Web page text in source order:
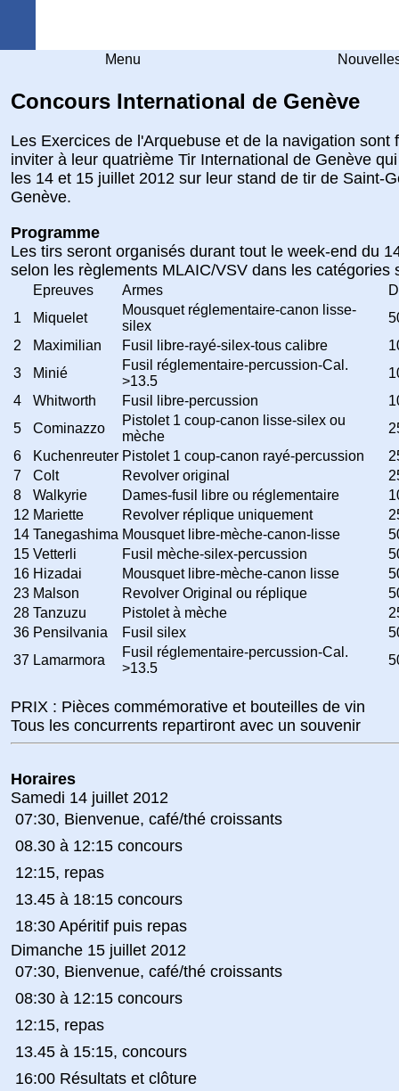
Menu
Concours International de Genève
Les Exercices de l'Arquebuse et de la navigation sont
inviter à leur quatrième Tir International de Genève
les 14 et 15 juillet 2012 sur leur stand de tir de Saint-
Genève.
Programme
Les tirs seront organisés durant tout le week-end du
selon les règlements MLAIC/VSV dans les catégories
Epreuves Armes
1
Miquelet
Mousquet réglementaire-canon lisse-
silex
2
Maximilian Fusil libre-rayé-silex-tous calibre
3
Minié
Fusil réglementaire-percussion-Cal.
>13.5
4
Whitworth Fusil libre-percussion
5
Cominazzo
Pistolet 1 coup-canon lisse-silex ou
mèche
6
Kuchenreuter Pistolet 1 coup-canon rayé-percussion
7
Colt Revolver original
8
Walkyrie Dames-fusil libre ou réglementaire
12 Mariette Revolver réplique uniquement
14 Tanegashima Mousquet libre-mèche-canon-lisse
15 Vetterli Fusil mèche-silex-percussion
16 Hizadai Mousquet libre-mèche-canon lisse
23 Malson Revolver Original ou réplique
28 Tanzuzu Pistolet à mèche
36 Pensilvania Fusil silex
37 Lamarmora
Fusil réglementaire-percussion-Cal.
>13.5
PRIX : Pièces commémorative et bouteilles de vin
Tous les concurrents repartiront avec un souvenir
Horaires
Samedi 14 juillet 2012
 07:30, Bienvenue, café/thé croissants
 08.30 à 12:15 concours
 12:15, repas
 13.45 à 18:15 concours
 18:30 Apéritif puis repas
Dimanche 15 juillet 2012
 07:30, Bienvenue, café/thé croissants
 08:30 à 12:15 concours
 12:15, repas
 13.45 à 15:15, concours
 16:00 Résultats et clôture